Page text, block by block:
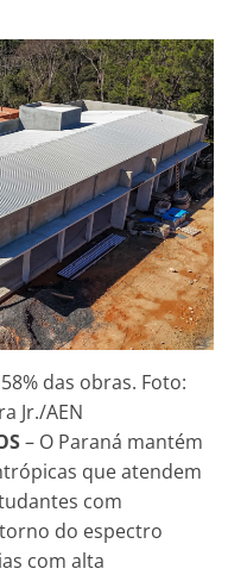
das obras. Foto:
Jr./AEN
– O Paraná mantém
que atendem
com
do espectro
com alta